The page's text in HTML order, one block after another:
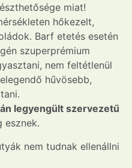
miat!
hőkezelt,
Barf etetés esetén
szuperprémium
nem feltétlenül
hűvösebb,
legyengült szervezetű
esznek.
nem tudnak ellenállni